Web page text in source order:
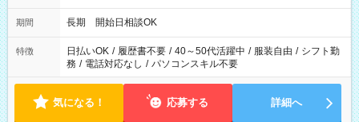
期間 長期 開始日相談OK
特徴 日払いOK / 履歴書不要 / 40～50代活躍中 / 服装自由 / シフト勤
務 / 電話対応なし / パソコンスキル不要
気になる！ 応募する 詳細へ